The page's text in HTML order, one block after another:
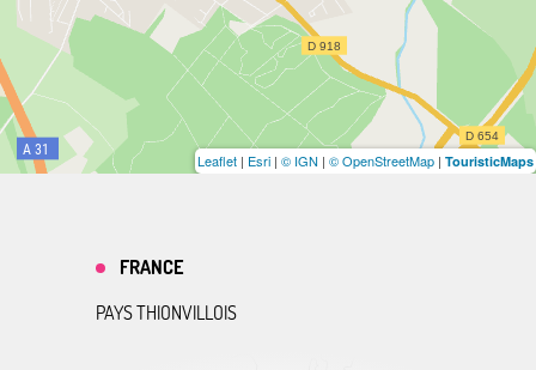
Leaflet | Esri | © IGN | © OpenStreetMap | TouristicMaps
FRANCE
PAYS THIONVILLOIS